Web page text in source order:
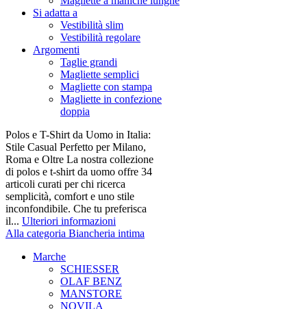
Si adatta a
Vestibilità slim
Vestibilità regolare
Argomenti
Taglie grandi
Magliette semplici
Magliette con stampa
Magliette in confezione
doppia
Polos e T-Shirt da Uomo in Italia:
Stile Casual Perfetto per Milano,
Roma e Oltre La nostra collezione
di polos e t-shirt da uomo offre 34
articoli curati per chi ricerca
semplicità, comfort e uno stile
inconfondibile. Che tu preferisca
il... Ulteriori informazioni
Alla categoria Biancheria intima
Marche
SCHIESSER
OLAF BENZ
MANSTORE
NOVILA